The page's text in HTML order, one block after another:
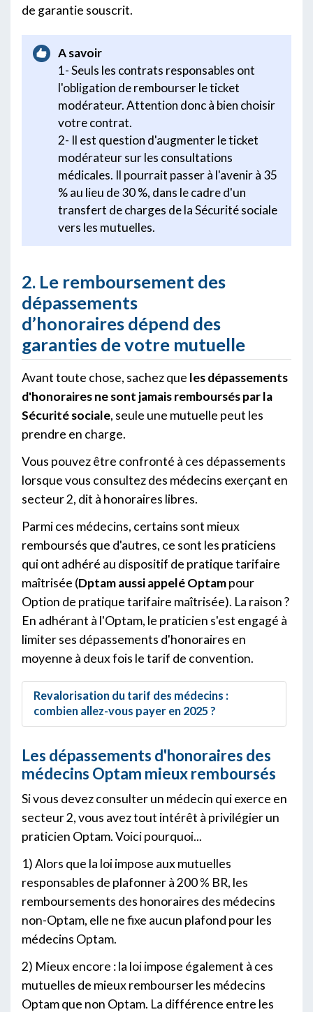
de garantie souscrit.
A savoir
1- Seuls les contrats responsables ont
l'obligation de rembourser le ticket
modérateur. Attention donc à bien choisir
votre contrat.
2- Il est question d'augmenter le ticket
modérateur sur les consultations
médicales. Il pourrait passer à l'avenir à 35
% au lieu de 30 %, dans le cadre d'un
transfert de charges de la Sécurité sociale
vers les mutuelles.
2. Le remboursement des
dépassements
d’honoraires dépend des
garanties de votre mutuelle
Avant toute chose, sachez que les dépassements
d'honoraires ne sont jamais remboursés par la
Sécurité sociale, seule une mutuelle peut les
prendre en charge.
Vous pouvez être confronté à ces dépassements
lorsque vous consultez des médecins exerçant en
secteur 2, dit à honoraires libres.
Parmi ces médecins, certains sont mieux
remboursés que d'autres, ce sont les praticiens
qui ont adhéré au dispositif de pratique tarifaire
maîtrisée (Dptam aussi appelé Optampour
Option de pratique tarifaire maîtrisée). La raison ?
En adhérant à l'Optam, le praticien s'est engagé à
limiter ses dépassements d'honoraires en
moyenne à deux fois le tarif de convention.
Revalorisation du tarif des médecins :
combien allez-vous payer en 2025 ?
Les dépassements d'honoraires des
médecins Optam mieux remboursés
Si vous devez consulter un médecin qui exerce en
secteur 2, vous avez tout intérêt à privilégier un
praticien Optam. Voici pourquoi...
1) Alors que la loi impose aux mutuelles
responsables de plafonner à 200 % BR, les
remboursements des honoraires des médecins
non-Optam, elle ne fixe aucun plafond pour les
médecins Optam.
2) Mieux encore : la loi impose également à ces
mutuelles de mieux rembourser les médecins
Optam que non Optam. La différence entre les